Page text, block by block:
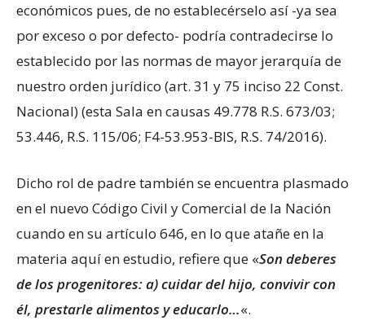
económicos pues, de no establecérselo así -ya sea
por exceso o por defecto- podría contradecirse lo
establecido por las normas de mayor jerarquía de
nuestro orden jurídico (art. 31 y 75 inciso 22 Const.
Nacional) (esta Sala en causas 49.778 R.S. 673/03;
53.446, R.S. 115/06; F4-53.953-BIS, R.S. 74/2016).
Dicho rol de padre también se encuentra plasmado
en el nuevo Código Civil y Comercial de la Nación
cuando en su artículo 646, en lo que atañe en la
materia aquí en estudio, refiere que «Son deberes
de los progenitores: a) cuidar del hijo, convivir con
él, prestarle alimentos y educarlo…«.